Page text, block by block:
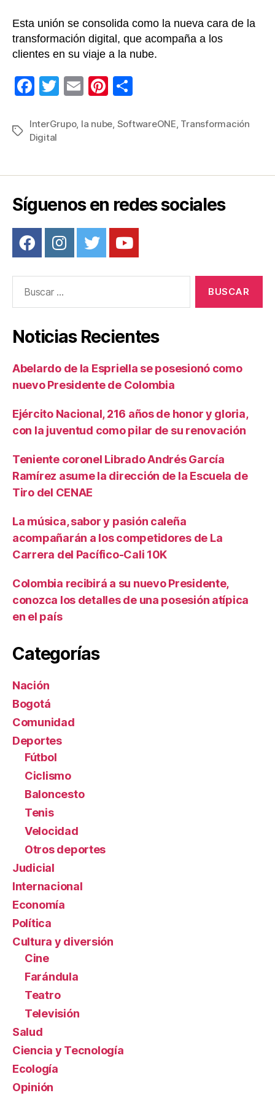
Esta unión se consolida como la nueva cara de la
transformación digital, que acompaña a los
clientes en su viaje a la nube.
F
c
e
o
k
T
tt
E
ail
Pi
er m
Etiquetas
InterGrupo, la nube, SoftwareONE, Transformación
Digital
Síguenos en redes sociales
Noticias Recientes
Abelardo de la Espriella se posesionó como
nuevo Presidente de Colombia
Ejército Nacional, 216 años de honor y gloria,
con la juventud como pilar de su renovación
Teniente coronel Librado Andrés García
Ramírez asume la dirección de la Escuela de
Tiro del CENAE
La música, sabor y pasión caleña
acompañarán a los competidores de La
Carrera del Pacífico-Cali 10K
Colombia recibirá a su nuevo Presidente,
conozca los detalles de una posesión atípica
en el país
Categorías
Nación
Bogotá
Comunidad
Deportes
Fútbol
Ciclismo
Baloncesto
Tenis
Velocidad
Otros deportes
Judicial
Internacional
Economía
Política
Cultura y diversión
Cine
Farándula
Teatro
Televisión
Salud
Ciencia y Tecnología
Ecología
Opinión